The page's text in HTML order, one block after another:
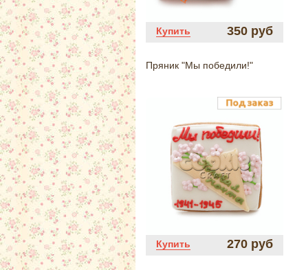
Купить 350 руб
Пряник "Мы победили!"
Купить 270 руб